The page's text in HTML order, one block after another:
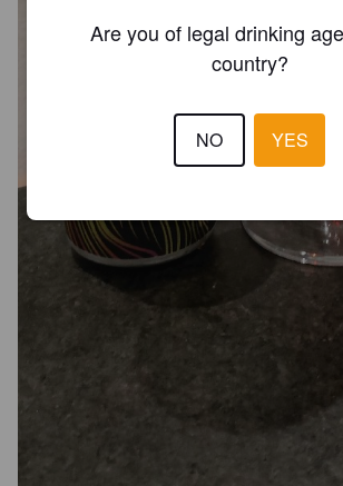
Are you of legal drinking
country?
NO YES